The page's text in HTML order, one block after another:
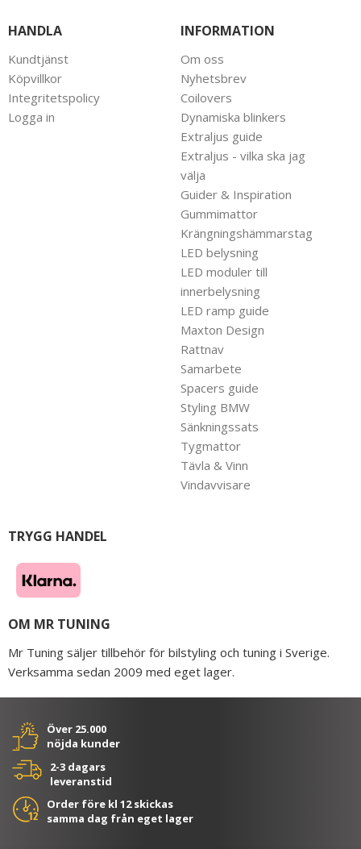
HANDLA
Kundtjänst
Köpvillkor
Integritetspolicy
Logga in
INFORMATION
Om oss
Nyhetsbrev
Coilovers
Dynamiska blinkers
Extraljus guide
Extraljus - vilka ska jag
välja
Guider & Inspiration
Gummimattor
Krängningshämmarstag
LED belysning
LED moduler till
innerbelysning
LED ramp guide
Maxton Design
Rattnav
Samarbete
Spacers guide
Styling BMW
Sänkningssats
Tygmattor
Tävla & Vinn
Vindavvisare
TRYGG HANDEL
OM MR TUNING
Mr Tuning säljer tillbehör för bilstyling och tuning i Sverige.
Verksamma sedan 2009 med eget lager.
Över 25.000
nöjda kunder
2-3 dagars
leveranstid
Order före kl 12 skickas
samma dag från eget lager